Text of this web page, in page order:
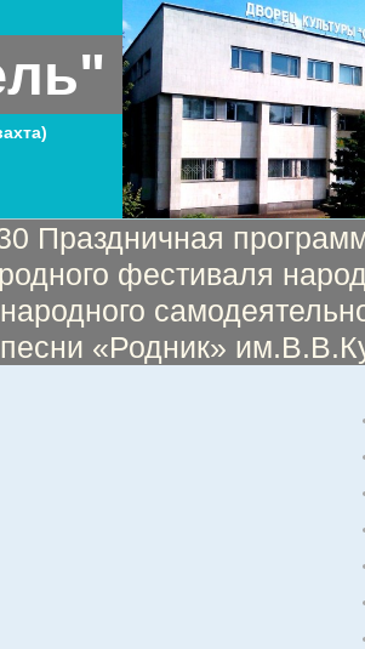
Праздничная
фестиваля
песни «Родник»